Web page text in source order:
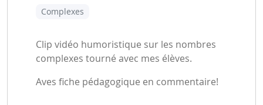
Complexes
Clip vidéo humoristique sur les nombres
complexes tourné avec mes élèves.
Aves fiche pédagogique en commentaire!